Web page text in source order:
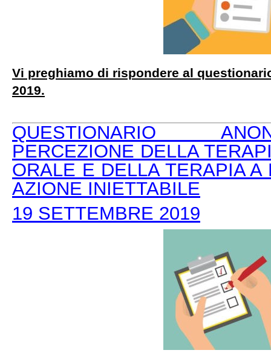
Vi preghiamo di rispondere al
2019.
QUESTIONARIO
PERCEZIONE DELLA
ORALE E DELLA TERAPIA A
AZIONE INIETTABILE
19 SETTEMBRE 2019